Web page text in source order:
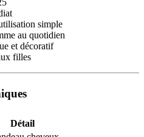
simple
au quotidien
et décoratif
filles
Détail